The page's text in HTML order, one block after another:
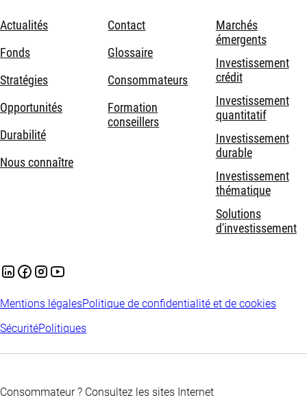
Actualités
Fonds
Stratégies
Opportunités
Durabilité
Nous connaître
Contact
Glossaire
Consommateurs
Formation
conseillers
Marchés
émergents
Investissement
crédit
Investissement
quantitatif
Investissement
durable
Investissement
thématique
Solutions
d'investissement
Mentions légalesPolitique de confidentialité et de cookies
SécuritéPolitiques
Consommateur ? Consultez les sites Internet